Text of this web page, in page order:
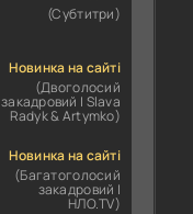
(Субтитри)
Новинка на сайті
(Двоголосий
закадровий | Slava
Radyk & Artymko)
Новинка на сайті
(Багатоголосий
закадровий |
НЛО.TV)